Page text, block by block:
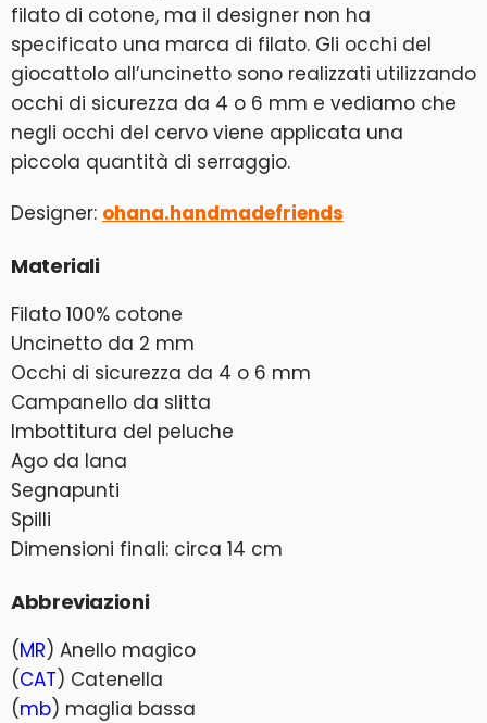
filato di cotone, ma il designer non ha
specificato una marca di filato. Gli occhi del
giocattolo all’uncinetto sono realizzati utilizzando
occhi di sicurezza da 4 o 6 mm e vediamo che
negli occhi del cervo viene applicata una
piccola quantità di serraggio.
Designer: ohana.handmadefriends
Materiali
Filato 100% cotone
Uncinetto da 2 mm
Occhi di sicurezza da 4 o 6 mm
Campanello da slitta
Imbottitura del peluche
Ago da lana
Segnapunti
Spilli
Dimensioni finali: circa 14 cm
Abbreviazioni
(MR) Anello magico
(CAT) Catenella
(mb) maglia bassa